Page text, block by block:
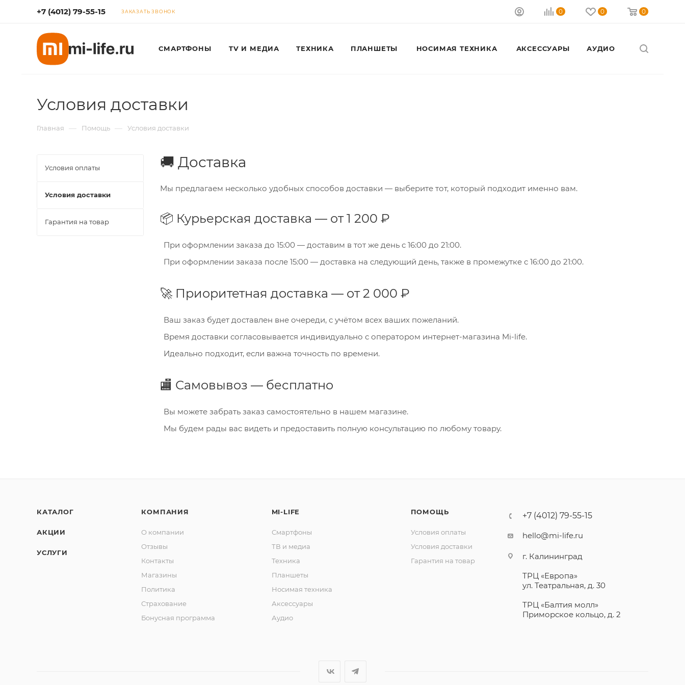
+7 (4012) 79-55-15 ЗАКАЗАТЬ ЗВОНОК 0 0 0
СМАРТФОНЫ TV И МЕДИА ТЕХНИКА ПЛАНШЕТЫ НОСИМАЯ ТЕХНИКА АКСЕССУАРЫ АУДИО
Условия доставки
Главная — Помощь — Условия доставки
🚚 Доставка
Мы предлагаем несколько удобных способов доставки — выберите тот, который подходит именно вам.
📦 Курьерская доставка — от 1 200 ₽
При оформлении заказа до 15:00 — доставим в тот же день с 16:00 до 21:00.
При оформлении заказа после 15:00 — доставка на следующий день, также в промежутке с 16:00 до 21:00.
🚀 Приоритетная доставка — от 2 000 ₽
Ваш заказ будет доставлен вне очереди, с учётом всех ваших пожеланий.
Время доставки согласовывается индивидуально с оператором интернет-магазина Mi-life.
Идеально подходит, если важна точность по времени.
🏬 Самовывоз — бесплатно
Вы можете забрать заказ самостоятельно в нашем магазине.
Мы будем рады вас видеть и предоставить полную консультацию по любому товару.
Условия оплаты
Условия доставки
Гарантия на товар
КАТАЛОГ
АКЦИИ
УСЛУГИ
КОМПАНИЯ
О компании
Отзывы
Контакты
Магазины
Политика
Страхование
Бонусная программа
MI-LIFE
Смартфоны
ТВ и медиа
Техника
Планшеты
Носимая техника
Аксессуары
Аудио
ПОМОЩЬ
Условия оплаты
Условия доставки
Гарантия на товар
+7 (4012) 79-55-15
hello@mi-life.ru
г. Калининград
ТРЦ «Европа»
ул. Театральная, д. 30
ТРЦ «Балтия молл»
Приморское кольцо, д. 2
на части
Сегодня
в корзину
Оплачивайте сегодня только
Подробнееоб оплате Плайтом
8 800 302-02-51